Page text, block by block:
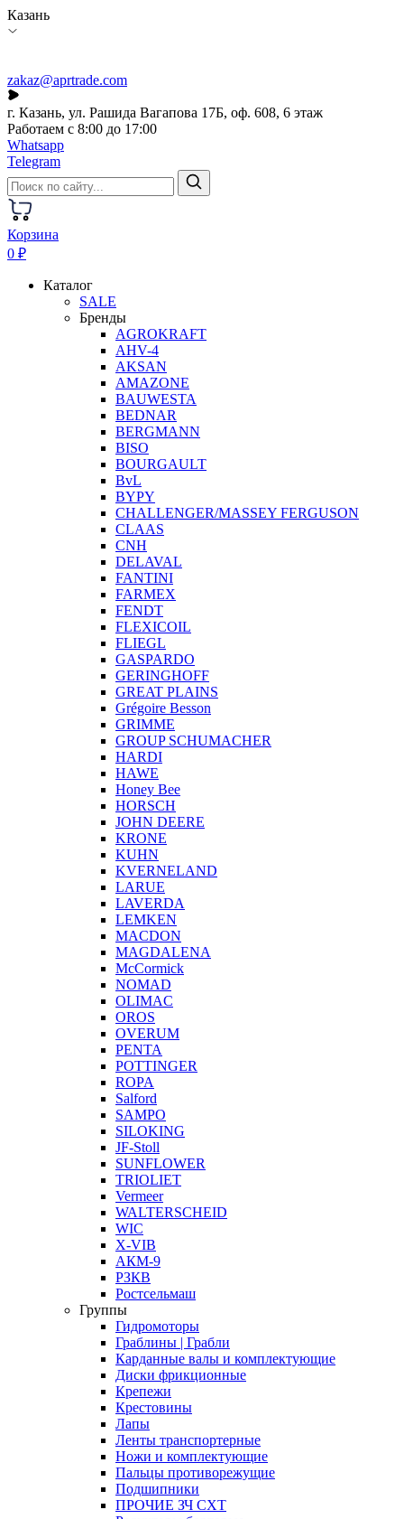
Казань
zakaz@aprtrade.com
г. Казань, ул. Рашида Вагапова 17Б, оф. 608, 6 этаж
Работаем с 8:00 до 17:00
Whatsapp
Telegram
Корзина
0 ₽
Каталог
SALE
Бренды
AGROKRAFT
AHV-4
AKSAN
AMAZONE
BAUWESTA
BEDNAR
BERGMANN
BISO
BOURGAULT
BvL
BYPY
CHALLENGER/MASSEY FERGUSON
CLAAS
CNH
DELAVAL
FANTINI
FARMEX
FENDT
FLEXICOIL
FLIEGL
GASPARDO
GERINGHOFF
GREAT PLAINS
Grégoire Besson
GRIMME
GROUP SCHUMACHER
HARDI
HAWE
Honey Bee
HORSCH
JOHN DEERE
KRONE
KUHN
KVERNELAND
LARUE
LAVERDA
LEMKEN
MACDON
MAGDALENA
McCormick
NOMAD
OLIMAC
OROS
OVERUM
PENTA
POTTINGER
ROPA
Salford
SAMPO
SILOKING
JF-Stoll
SUNFLOWER
TRIOLIET
Vermeer
WALTERSCHEID
WIC
X-VIB
АКМ-9
РЗКВ
Ростсельмаш
Группы
Гидромоторы
Граблины | Грабли
Карданные валы и комплектующие
Диски фрикционные
Крепежи
Крестовины
Лапы
Ленты транспортерные
Ножи и комплектующие
Пальцы противорежущие
Подшипники
ПРОЧИЕ ЗЧ СХТ